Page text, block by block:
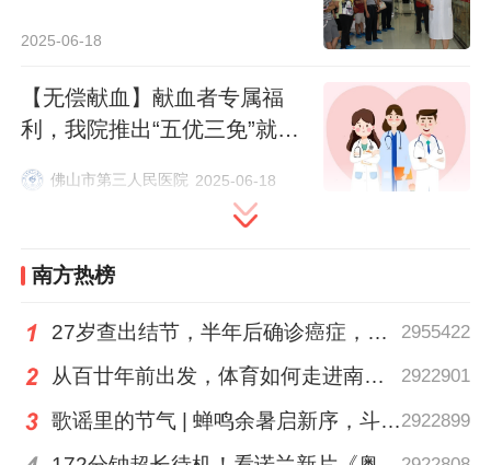
市民在广州市血液中心献血。
每逢世界献血者日前后，广州血液中心都会
通过纪念活动倡导更多市民参与无偿献血。
梁华钦透露，今年的献血纪念章融入了第十
五届全运会元素，献血车也将进驻景点、商
在广东庞大的献血者队伍中，有一批长期坚
队总队长吴言东，今年已是第26年参与无偿
2025-06-18
【无偿献血】献血者专属福
利，我院推出“五优三免”就医
佛山市第三人民医院 2025-06-18
南方热榜
27岁查出结节，半年后确诊癌症，甲状腺癌真的“懒”吗？ 2955422
从百廿年前出发，体育如何走进南粤普通人的生活？ 2922901
歌谣里的节气 | 蝉鸣余暑启新序，斗指西南迎立秋2922899